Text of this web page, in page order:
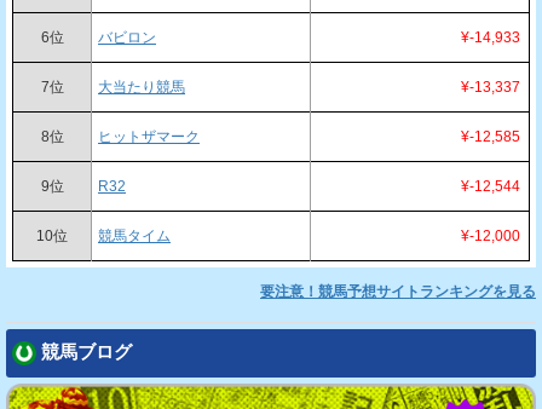
6位 バビロン ¥-14,933
7位 大当たり競馬 ¥-13,337
8位 ヒットザマーク ¥-12,585
9位 R32 ¥-12,544
10位 競馬タイム ¥-12,000
要注意！競馬予想サイトランキングを見る
競馬ブログ